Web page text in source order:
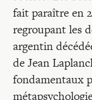
fait paraître en
regroupant les
argentin
de Jean
fondamentaux